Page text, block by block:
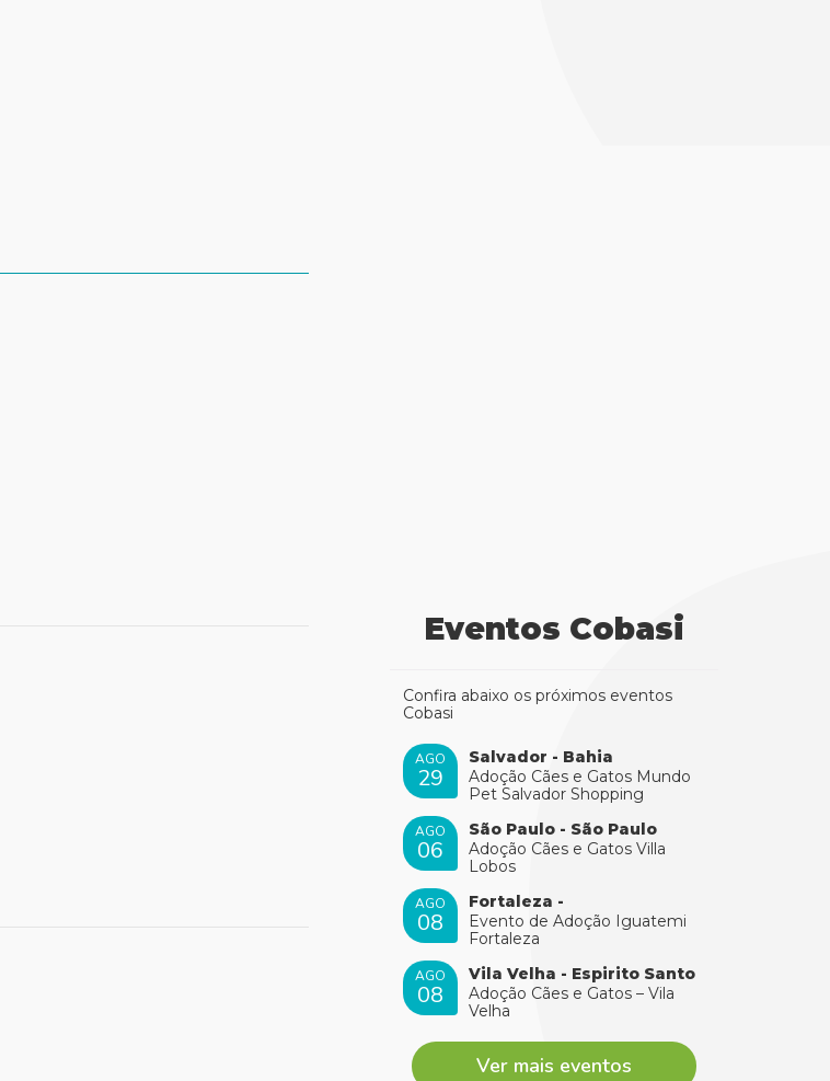
Eventos Cobasi
Confira abaixo os próximos eventos
Cobasi
AGO
29
Salvador - Bahia
Adoção Cães e Gatos Mundo
Pet Salvador Shopping
AGO
06
São Paulo - São Paulo
Adoção Cães e Gatos Villa
Lobos
AGO
08
Fortaleza -
Evento de Adoção Iguatemi
Fortaleza
AGO
08
Vila Velha - Espirito Santo
Adoção Cães e Gatos – Vila
Velha
Ver mais eventos